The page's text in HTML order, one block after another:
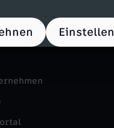
Einstellen